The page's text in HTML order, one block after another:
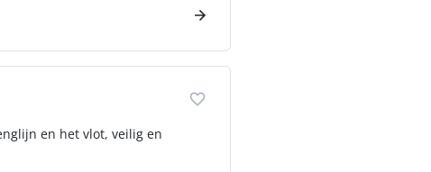
en het vlot, veilig en